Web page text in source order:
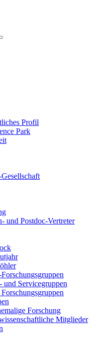
Profil
Park
und Postdoc-Vertreter
und Servicegruppen
Forschung
Mitglieder